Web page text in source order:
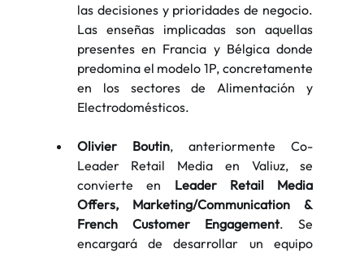
las decisiones y prioridades de negocio.
Las enseñas implicadas son aquellas
presentes en Francia y Bélgica donde
predomina el modelo 1P, concretamente
en los sectores de Alimentación y
Electrodomésticos.
Olivier Boutin, anteriormente Co-
Leader Retail Media en Valiuz, se
convierte en Leader Retail Media
Offers, Marketing/Communication &
French Customer Engagement. Se
encargará de desarrollar un equipo